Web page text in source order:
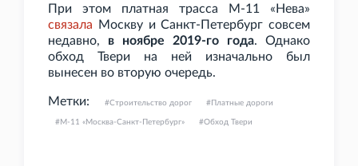
При этом платная трасса М-11
«Нева»
связала Москву и Санкт-Петербург совсем
недавно, в ноябре 2019-го года. Однако
обход Твери на ней изначально был
вынесен во вторую очередь.
Метки: Строительство дорог Платные дороги
М-11 «Москва-Санкт-Петербург» Обход Твери